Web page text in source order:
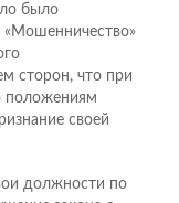
было
сторон, что при
положениям
своей
должности по